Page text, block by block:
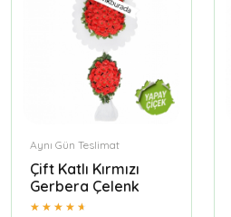
Aynı Gün Teslimat
Çift Katlı Kırmızı
Gerbera Çelenk